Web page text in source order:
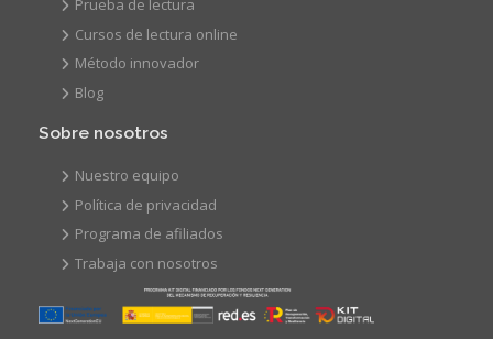
Prueba de lectura
Cursos de lectura online
Método innovador
Blog
Sobre nosotros
Nuestro equipo
Política de privacidad
Programa de afiliados
Trabaja con nosotros